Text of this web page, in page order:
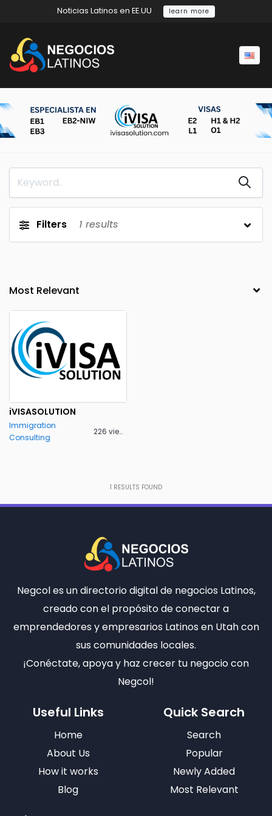
Noticias Latinos en EE.UU learn more
Filters 1 results
iVISASOLUTION
Immigration
Consulting
226 views
1 RESULTS FOUND
Negcol es un directorio digital de negocios Latinos,
creado con el propósito de conectar a
emprendedores y empresarios Latinos en Utah con
sus comunidades locales.
¡Conéctate, apoya y haz crecer tu negocio con
Negcol!
Useful Links
Home
About Us
How it works
Blog
Quick Search
Search
Popular
Newly Added
Most Relevant